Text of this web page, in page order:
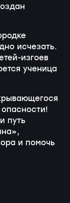
исчезать.
изгоев
ученица
путь
и помочь